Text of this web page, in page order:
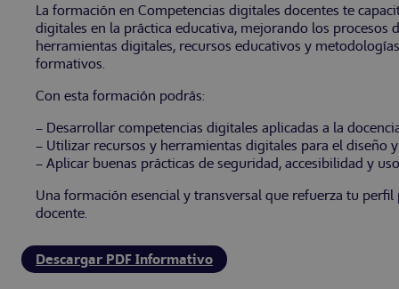
La formación en Competencias digitales docentes te
digitales en la práctica educativa, mejorando los procesos
herramientas digitales, recursos educativos y
formativos.
Con esta formación podrás:
– Desarrollar competencias digitales aplicadas a la
– Utilizar recursos y herramientas digitales para el diseño
– Aplicar buenas prácticas de seguridad, accesibilidad y
Una formación esencial y transversal que refuerza tu
docente.
Descargar PDF Informativo